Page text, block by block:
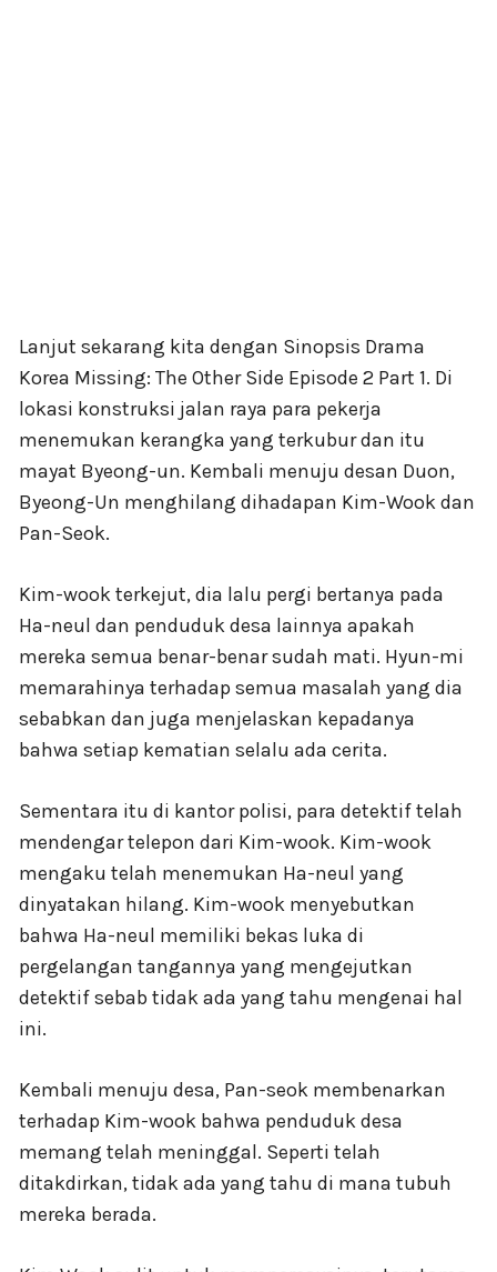
Lanjut sekarang kita dengan Sinopsis Drama
Korea Missing: The Other Side Episode 2 Part 1. Di
lokasi konstruksi jalan raya para pekerja
menemukan kerangka yang terkubur dan itu
mayat Byeong-un. Kembali menuju desan Duon,
Byeong-Un menghilang dihadapan Kim-Wook dan
Pan-Seok.
Kim-wook terkejut, dia lalu pergi bertanya pada
Ha-neul dan penduduk desa lainnya apakah
mereka semua benar-benar sudah mati. Hyun-mi
memarahinya terhadap semua masalah yang dia
sebabkan dan juga menjelaskan kepadanya
bahwa setiap kematian selalu ada cerita.
Sementara itu di kantor polisi, para detektif telah
mendengar telepon dari Kim-wook. Kim-wook
mengaku telah menemukan Ha-neul yang
dinyatakan hilang. Kim-wook menyebutkan
bahwa Ha-neul memiliki bekas luka di
pergelangan tangannya yang mengejutkan
detektif sebab tidak ada yang tahu mengenai hal
ini.
Kembali menuju desa, Pan-seok membenarkan
terhadap Kim-wook bahwa penduduk desa
memang telah meninggal. Seperti telah
ditakdirkan, tidak ada yang tahu di mana tubuh
mereka berada.